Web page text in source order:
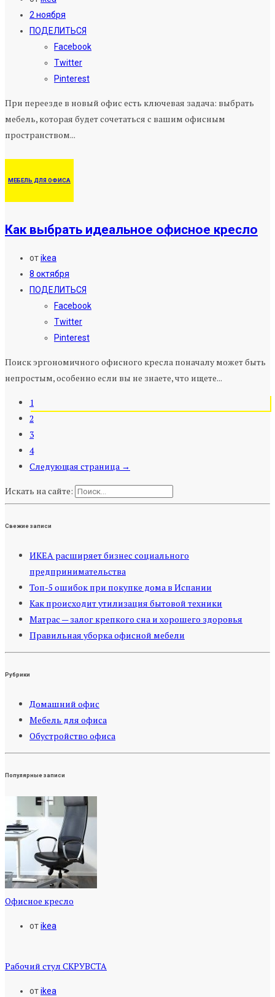
2 ноября
ПОДЕЛИТЬСЯ
Facebook
Twitter
Pinterest
При переезде в новый офис есть ключевая задача: выбрать
мебель, которая будет сочетаться с вашим офисным
пространством...
МЕБЕЛЬ ДЛЯ ОФИСА
Как выбрать идеальное офисное кресло
отikea
8 октября
ПОДЕЛИТЬСЯ
Facebook
Twitter
Pinterest
Поиск эргономичного офисного кресла поначалу может быть
непростым, особенно если вы не знаете, что ищете...
1
2
3
4
Следующая страница →
Искать на сайте:
Свежие записи
ИКЕА расширяет бизнес социального
предпринимательства
Топ-5 ошибок при покупке дома в Испании
Как происходит утилизация бытовой техники
Матрас — залог крепкого сна и хорошего здоровья
Правильная уборка офисной мебели
Рубрики
Домашний офис
Мебель для офиса
Обустройство офиса
Популярные записи
Офисное кресло
отikea
Рабочий стул СКРУВСТА
отikea